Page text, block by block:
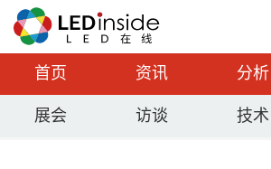
首页 资讯 分析
展会 访谈 技术